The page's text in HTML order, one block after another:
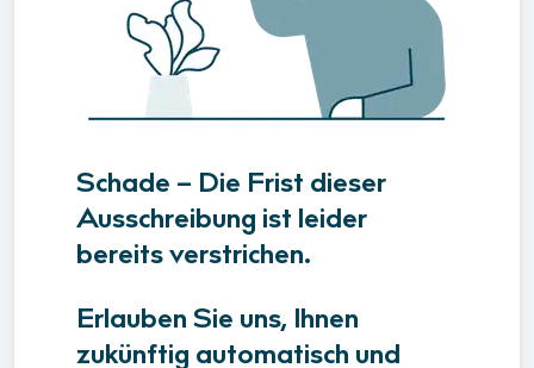
Schade – Die Frist dieser
Ausschreibung ist leider
bereits verstrichen.
Erlauben Sie uns, Ihnen
zukünftig automatisch und